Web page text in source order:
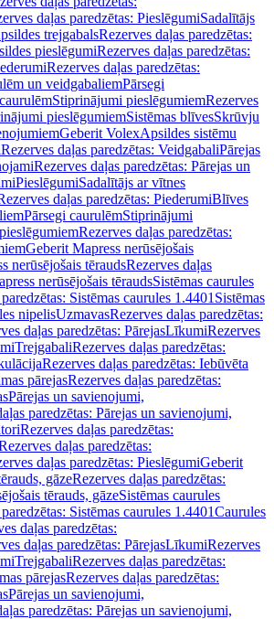
daļas paredzētas: PieslēgumiSadalītājs
trejgabalsRezerves daļas paredzētas:
pieslēgumiRezerves daļas paredzētas:
Rezerves daļas paredzētas:
un veidgabaliemPārsegi
Stiprinājumi pieslēgumiemRezerves
pieslēgumiemSistēmas blīvesSkrūvju
Geberit VolexApsildes sistēmu
Rezerves daļas paredzētas: VeidgabaliPārejas
Rezerves daļas paredzētas: Pārejas un
PieslēgumiSadalītājs ar vītnes
daļas paredzētas: PiederumiBlīves
Pārsegi caurulēmStiprinājumi
Rezerves daļas paredzētas:
Geberit Mapress nerūsējošais
nerūsējošais tēraudsRezerves daļas
nerūsējošais tēraudsSistēmas caurules
Sistēmas caurules 1.4401 Sistēmas
nipelisUzmavasRezerves daļas paredzētas:
daļas paredzētas: PārejasLīkumiRezerves
TrejgabaliRezerves daļas paredzētas:
Rezerves daļas paredzētas: Iebūvēta
pārejasRezerves daļas paredzētas:
Pārejas un savienojumi,
paredzētas: Pārejas un savienojumi,
Rezerves daļas paredzētas:
daļas paredzētas:
daļas paredzētas: PieslēgumiGeberit
gāzeRezerves daļas paredzētas:
tērauds, gāzeSistēmas caurules
Sistēmas caurules 1.4401Caurules
daļas paredzētas:
daļas paredzētas: PārejasLīkumiRezerves
TrejgabaliRezerves daļas paredzētas:
pārejasRezerves daļas paredzētas:
Pārejas un savienojumi,
paredzētas: Pārejas un savienojumi,